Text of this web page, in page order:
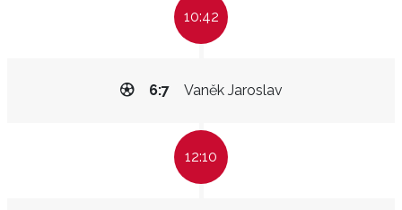
10:42
Vaněk Jaroslav
6:7
12:10